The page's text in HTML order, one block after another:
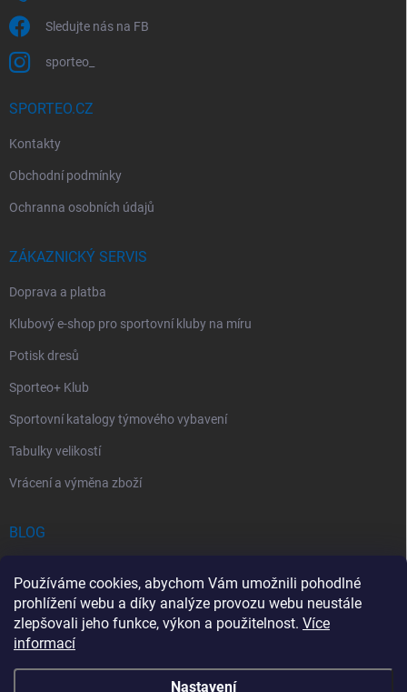
Používáme cookies, abychom Vám umožnili pohodlné
prohlížení webu a díky analýze provozu webu neustále
zlepšovali jeho funkce, výkon a použitelnost. Více
informací
Nastavení
Sledujte nás na FB
sporteo_
SPORTEO.CZ
Kontakty
Obchodní podmínky
Ochranna osobních údajů
ZÁKAZNICKÝ SERVIS
Doprava a platba
Klubový e-shop pro sportovní kluby na míru
Potisk dresů
Sporteo+ Klub
Sportovní katalogy týmového vybavení
Tabulky velikostí
Vrácení a výměna zboží
BLOG
Povinný obsah autolékárničky v roce 2026: co musí obsahovat a na
co si dát pozor
Sportovní lékárnička: Jak si vybrat a co by měla obsahovat?